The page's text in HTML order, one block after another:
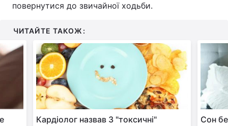
повернутися до звичайної ходьби.
ЧИТАЙТЕ ТАКОЖ:
Кардіолог назвав 3 "токсичні"
Сон